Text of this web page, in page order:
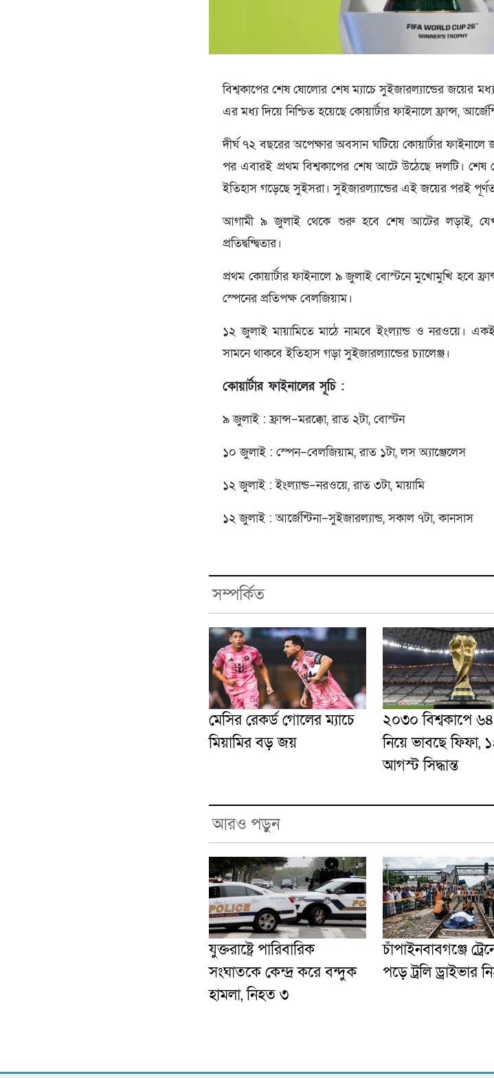
বিশ্বকাপের শেষ ষোলোর শেষ ম্যাচে সুইজারল্যান্ডের জয়ের
এর মধ্য দিয়ে নিশ্চিত হয়েছে কোয়ার্টার ফাইনালে ফ্রান্স,
দীর্ঘ ৭২ বছরের অপেক্ষার অবসান ঘটিয়ে কোয়ার্টার
পর এবারই প্রথম বিশ্বকাপের শেষ আটে উঠেছে দলটি। শেষ
ইতিহাস গড়েছে সুইসরা। সুইজারল্যান্ডের এই জয়ের পরই
আগামী ৯ জুলাই থেকে শুরু হবে শেষ আটের লড়াই, যেখানে
প্রতিদ্বন্দ্বিতার।
প্রথম কোয়ার্টার ফাইনালে ৯ জুলাই বোস্টনে মুখোমুখি হবে
স্পেনের প্রতিপক্ষ বেলজিয়াম।
১২ জুলাই মায়ামিতে মাঠে নামবে ইংল্যান্ড ও নরওয়ে। একই
সামনে থাকবে ইতিহাস গড়া সুইজারল্যান্ডের চ্যালেঞ্জ।
কোয়ার্টার ফাইনালের সূচি :
৯ জুলাই : ফ্রান্স–মরক্কো, রাত ২টা, বোস্টন
১০ জুলাই : স্পেন–বেলজিয়াম, রাত ১টা, লস অ্যাঞ্জেলেস
১২ জুলাই : ইংল্যান্ড–নরওয়ে, রাত ৩টা, মায়ামি
১২ জুলাই : আর্জেন্টিনা–সুইজারল্যান্ড, সকাল ৭টা, কানসাস
সম্পর্কিত
মেসির রেকর্ড গোলের ম্যাচে
মিয়ামির বড় জয়
২০৩০ বিশ্বকাপে
নিয়ে ভাবছে ফিফা,
আগস্ট সিদ্ধান্ত
আরও পড়ুন
যুক্তরাষ্ট্রে পারিবারিক
সংঘাতকে কেন্দ্র করে বন্দুক
হামলা, নিহত ৩
চাঁপাইনবাবগঞ্জে
পড়ে ট্রলি ড্রাইভার